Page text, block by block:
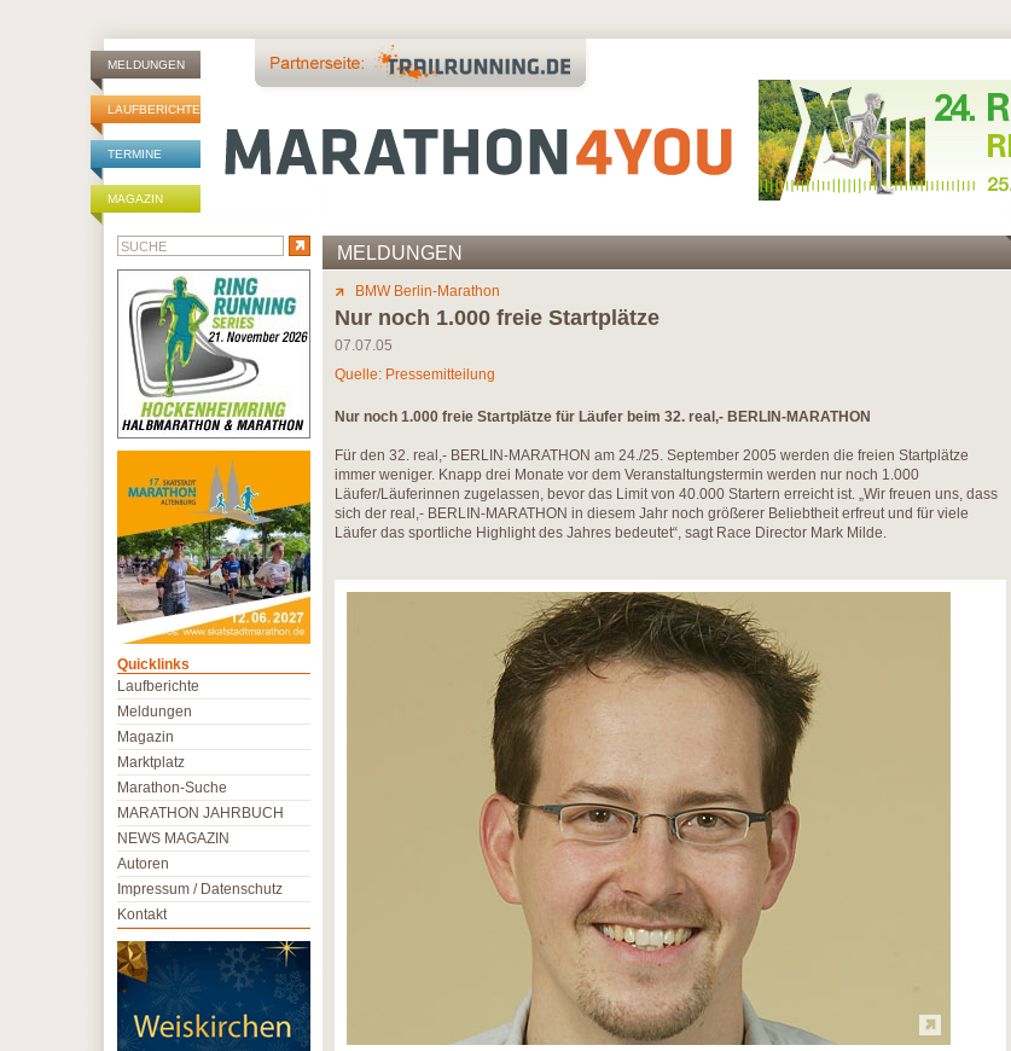
MELDUNGEN
LAUFBERICHTE
TERMINE
MAGAZIN
MELDUNGEN
BMW Berlin-Marathon
Nur noch 1.000 freie Startplätze
07.07.05
Quelle: Pressemitteilung
Nur noch 1.000 freie Startplätze für Läufer beim 32. real,- BERLIN-MARATHON
Für den 32. real,- BERLIN-MARATHON am 24./25. September 2005 werden die freien Startplätze
immer weniger. Knapp drei Monate vor dem Veranstaltungstermin werden nur noch 1.000
Läufer/Läuferinnen zugelassen, bevor das Limit von 40.000 Startern erreicht ist. „Wir freuen uns, dass
sich der real,- BERLIN-MARATHON in diesem Jahr noch größerer Beliebtheit erfreut und für viele
Läufer das sportliche Highlight des Jahres bedeutet“, sagt Race Director Mark Milde.
Quicklinks
Laufberichte
Meldungen
Magazin
Marktplatz
Marathon-Suche
MARATHON JAHRBUCH
NEWS MAGAZIN
Autoren
Impressum / Datenschutz
Kontakt